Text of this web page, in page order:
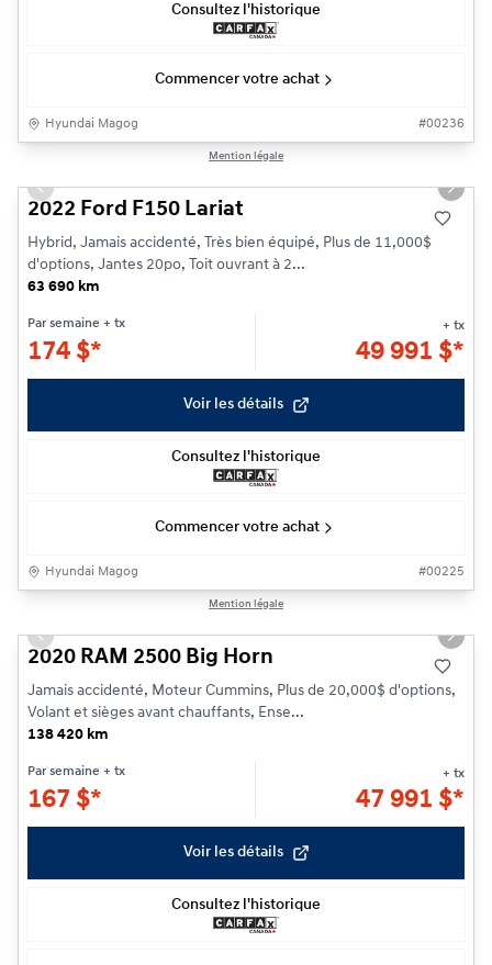
Consultez l'historique
Commencer votre achat
Hyundai Magog #00236
Mention légale
Previous slide Next
2022 Ford F150 Lariat
Hybrid, Jamais accidenté, Très bien équipé, Plus de 11,000$
d'options, Jantes 20po, Toit ouvrant à 2...
63 690 km
Par semaine + tx
174 $*
+ tx
49 991 $*
Voir les détails
Consultez l'historique
Commencer votre achat
Hyundai Magog #00225
Mention légale
Previous slide Next
2020 RAM 2500 Big Horn
Jamais accidenté, Moteur Cummins, Plus de 20,000$ d'options,
Volant et sièges avant chauffants, Ense...
138 420 km
Par semaine + tx
167 $*
+ tx
47 991 $*
Voir les détails
Consultez l'historique